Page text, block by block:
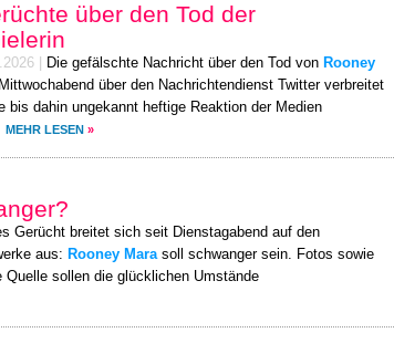
über den Tod der
Die gefälschte Nachricht über den Tod von Rooney
über den Nachrichtendienst Twitter verbreitet
bis dahin ungekannt heftige Reaktion der Medien
MEHR LESEN »
Gerücht breitet sich seit Dienstagabend auf den
aus: Rooney Marasoll schwanger sein. Fotos sowie
sollen die glücklichen Umstände